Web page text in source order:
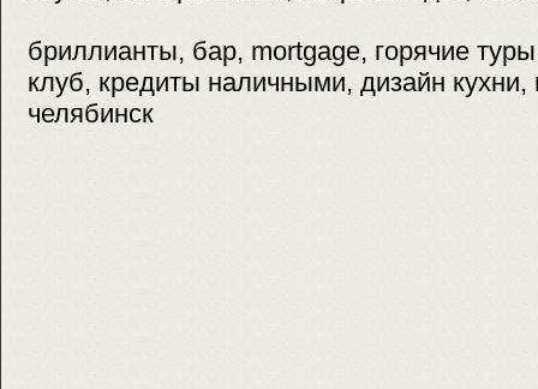
бриллианты, бар, mortgage, горячие
клуб, кредиты наличными, дизайн кухни,
челябинск